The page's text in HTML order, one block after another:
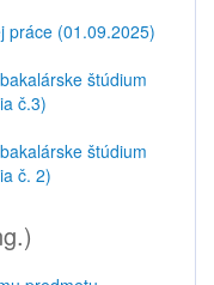
práce (01.09.2025)
štúdium
č.3)
štúdium
č. 2)